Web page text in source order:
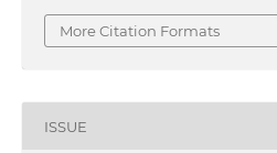
More Citation Formats
ISSUE